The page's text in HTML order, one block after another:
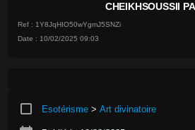
CHEIKHSOUSSII
Ref : 1Y8JqHIO50wYgmJ5SNZi
Date : 10/02/2025 09:03
crop_square Esotérisme > Art divinatoire